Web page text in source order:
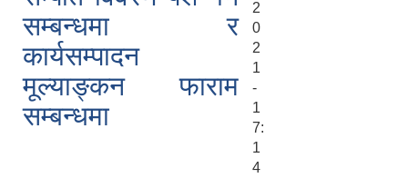
सम्बन्धमा र
कार्यसम्पादन
मूल्याङ्कन फाराम
सम्बन्धमा
2
0
2
1
-
1
7:
1
4